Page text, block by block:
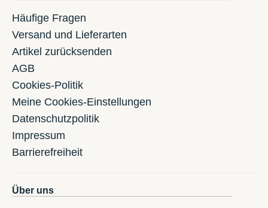
Häufige Fragen
Versand und Lieferarten
Artikel zurücksenden
AGB
Cookies-Politik
Meine Cookies-Einstellungen
Datenschutzpolitik
Impressum
Barrierefreiheit
Über uns